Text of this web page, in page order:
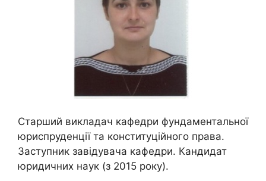
Старший викладач кафедри фундаментальної
юриспруденції та конституційного права.
Заступник завідувача кафедри. Кандидат
юридичних наук (з 2015 року).